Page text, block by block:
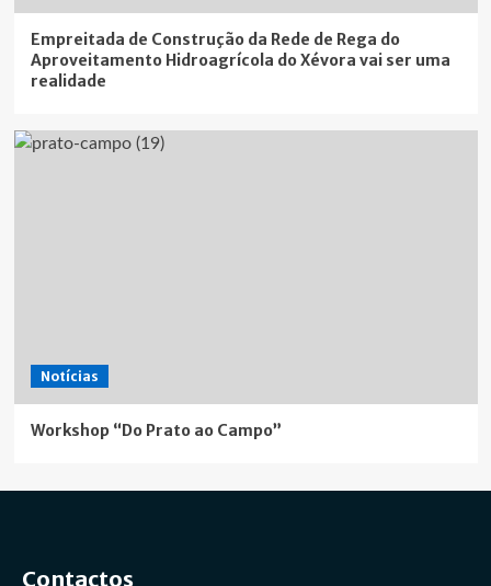
Empreitada de Construção da Rede de Rega do
Aproveitamento Hidroagrícola do Xévora vai ser uma
realidade
Notícias
Workshop “Do Prato ao Campo”
Contactos